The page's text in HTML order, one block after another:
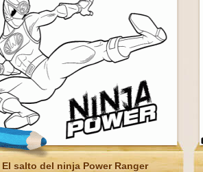
El salto del ninja Power Ranger